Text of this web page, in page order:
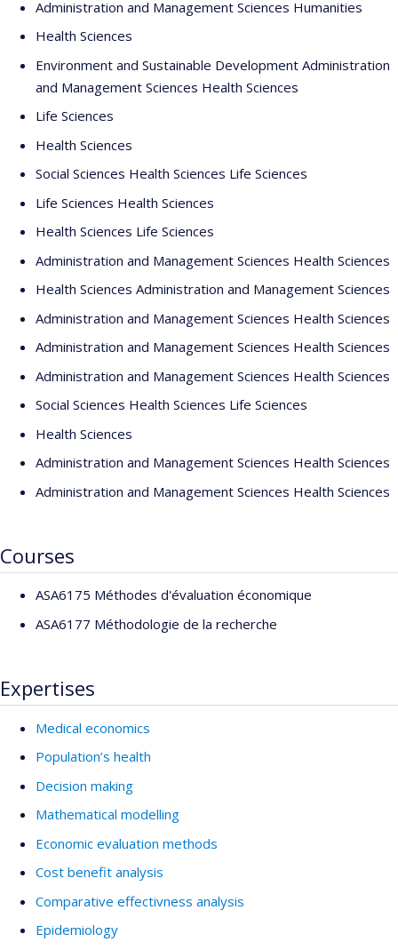
Administration and Management Sciences Humanities
Health Sciences
Environment and Sustainable Development Administration
and Management Sciences Health Sciences
Life Sciences
Health Sciences
Social Sciences Health Sciences Life Sciences
Life Sciences Health Sciences
Health Sciences Life Sciences
Administration and Management Sciences Health Sciences
Health Sciences Administration and Management Sciences
Administration and Management Sciences Health Sciences
Administration and Management Sciences Health Sciences
Administration and Management Sciences Health Sciences
Social Sciences Health Sciences Life Sciences
Health Sciences
Administration and Management Sciences Health Sciences
Administration and Management Sciences Health Sciences
Courses
ASA6175 Méthodes d'évaluation économique
ASA6177 Méthodologie de la recherche
Expertises
Medical economics
Population’s health
Decision making
Mathematical modelling
Economic evaluation methods
Cost benefit analysis
Comparative effectivness analysis
Epidemiology